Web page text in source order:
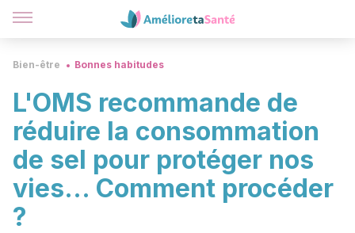
Bien-être Bonnes habitudes
L'OMS recommande de
réduire la consommation
de sel pour protéger nos
vies... Comment procéder
?